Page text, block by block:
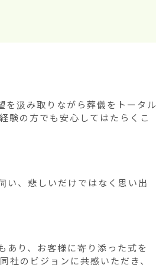
を汲み取りながら葬儀をトータル
験の方でも安心してはたらくこ
、悲しいだけではなく思い出
あり、お客様に寄り添った式を
社のビジョンに共感いただき、